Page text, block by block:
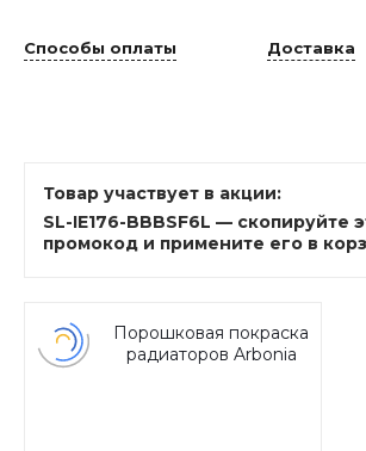
Способы оплаты Доставка
Товар участвует в акции:
SL-IE176-BBBSF6L — скопируйте
промокод и примените его в
Порошковая покраска
радиаторов Arbonia